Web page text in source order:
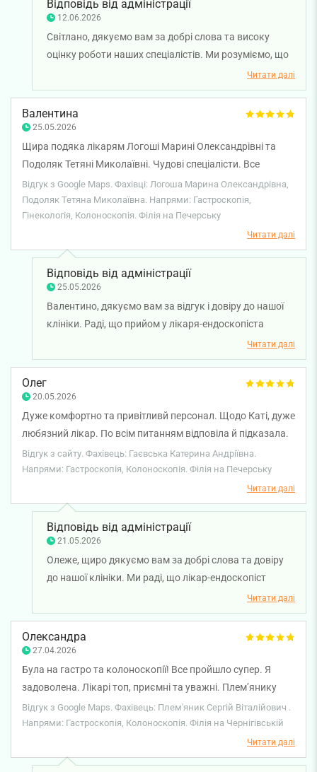
комфортно. Я дуже вдячна всім їм за приділену мені увагу.
Навіть через тиждень, коли мені знадобилася
консультація, лікар Бондаренко був у відпустці, але
зателефонував мені через 15 хвилин після звернення до
лікарні, відповів на всі мої питання, призначив необхідні
ліки. Я ВПО з Миколаєва, до вашої лікарні звертаюся вже
вдруге, і кожного разу дуже задоволена. І відношенням, і
професійністю медперсоналу. Дякую вам усім ще раз! Ви
неймовірні! Нехай щастить.
Відповідь від адміністрації
12.06.2026
Світлано, дякуємо вам за добрі слова та високу
оцінку роботи наших спеціалістів. Ми розуміємо, що
такі складні процедури часто викликають неприємні
відчуття, тому завжди прагнемо створити
максимально спокійну та комфортну атмосферу під
час обстеження. Нам приємно, що професіоналізм і
турбота лікаря-ендоскопіста Олександра
Бондаренка, лікаря-анестезіолога Костянтина
Ворони, а також медичних сестер Світлани та Наталії
допомогли вам почуватися впевнено та спокійно.
Бажаємо вам міцного здоров'я!
Читати далі
Валентина
25.05.2026
Щира подяка лікарям Логоші Марині Олександрівні та
Подоляк Тетяні Миколаївні. Чудові спеціалісти. Все
доступно та гарно пояснили.
Відгук з Google Maps. Фахівці: Логоша Марина Олександрівна,
Подоляк Тетяна Миколаївна. Напрями: Гастроскопія,
Гінекологія, Колоноскопія. Філія на Печерську
Читати далі
Відповідь від адміністрації
25.05.2026
Валентино, дякуємо вам за відгук і довіру до нашої
клініки. Раді, що прийом у лікаря-ендоскопіста
Марини Логоші та лікаря-акушер-гінеколога Тетяни
Подоляк залишив у вас позитивні враження.
Читати далі
Олег
20.05.2026
Дуже комфортно та привітливй персонал. Щодо Каті, дуже
любязний лікар. По всім питанням відповіла й підказала.
Лікарні щиро дякую. Сподіваюсь у Вас буду нескоро.
Відгук з сайту. Фахівець: Гаєвська Катерина Андріївна.
Напрями: Гастроскопія, Колоноскопія. Філія на Печерську
Читати далі
Відповідь від адміністрації
21.05.2026
Олеже, щиро дякуємо вам за добрі слова та довіру
до нашої клініки. Ми раді, що лікар-ендоскопіст
Катерина Гаєвська змогла допомогти вам, надати
необхідні рекомендації та створити приємні
враження від візиту. Бажаємо вам міцного здоров'я!
Читати далі
Олександра
27.04.2026
Була на гастро та колоноскопії! Все пройшло супер. Я
задоволена. Лікарі топ, приємні та уважні. Племʼянику
Сергію Віталійовичу та його команді, дякую!)
Відгук з Google Maps. Фахівець: Плем'яник Сергій Віталійович .
Напрями: Гастроскопія, Колоноскопія. Філія на Чернігівській
Читати далі